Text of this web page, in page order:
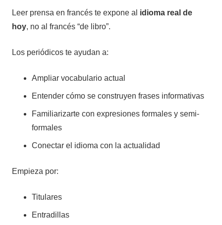
Leer prensa en francés te expone al idioma real de
hoy, no al francés “de libro”.
Los periódicos te ayudan a:
Ampliar vocabulario actual
Entender cómo se construyen frases informativas
Familiarizarte con expresiones formales y semi-
formales
Conectar el idioma con la actualidad
Empieza por:
Titulares
Entradillas